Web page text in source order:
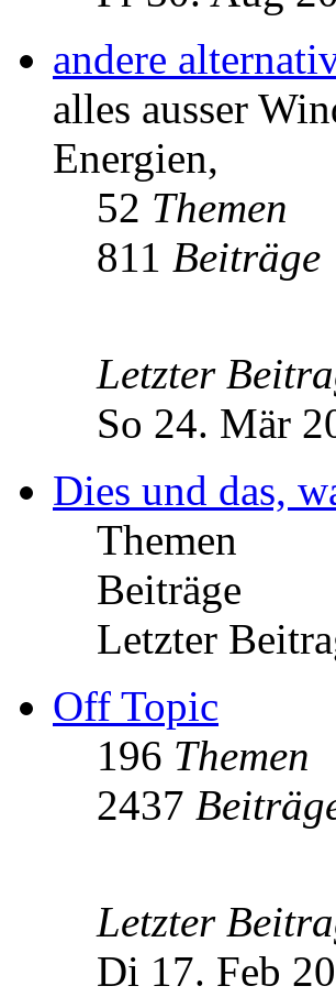
andere
alles ausser
Energien,
52 Themen
811 Beiträge
Letzter
So 24. Mär
Dies und das,
Themen
Beiträge
Letzter
Off Topic
196 Themen
2437
Letzter
Di 17. Feb